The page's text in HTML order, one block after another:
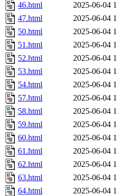
46.html
2025-06-04
47.html
2025-06-04
50.html
2025-06-04
51.html
2025-06-04
52.html
2025-06-04
53.html
2025-06-04
54.html
2025-06-04
57.html
2025-06-04
58.html
2025-06-04
59.html
2025-06-04
60.html
2025-06-04
61.html
2025-06-04
62.html
2025-06-04
63.html
2025-06-04
64.html
2025-06-04